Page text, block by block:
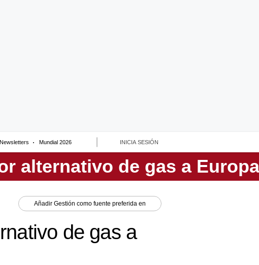
Newsletters Mundial 2026 INICIA SESIÓN
Añadir Gestión como fuente preferida en
de gas a